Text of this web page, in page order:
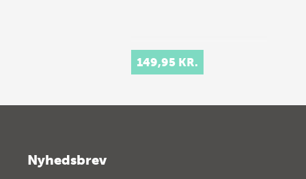
149,95 KR.
Nyhedsbrev